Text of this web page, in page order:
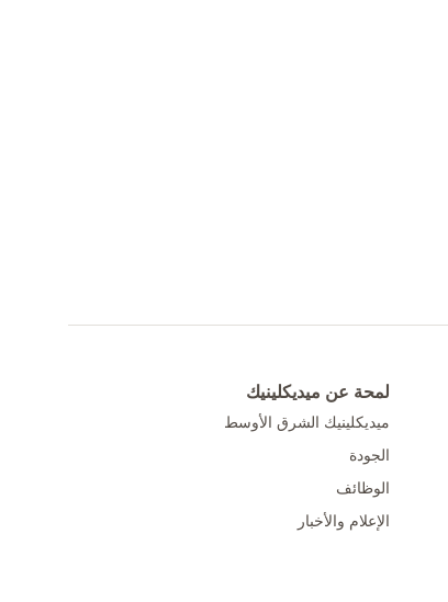
لمحة عن ميديكلينيك
ميديكلينيك الشرق الأوسط
الجودة
الوظائف
الإعلام والأخبار